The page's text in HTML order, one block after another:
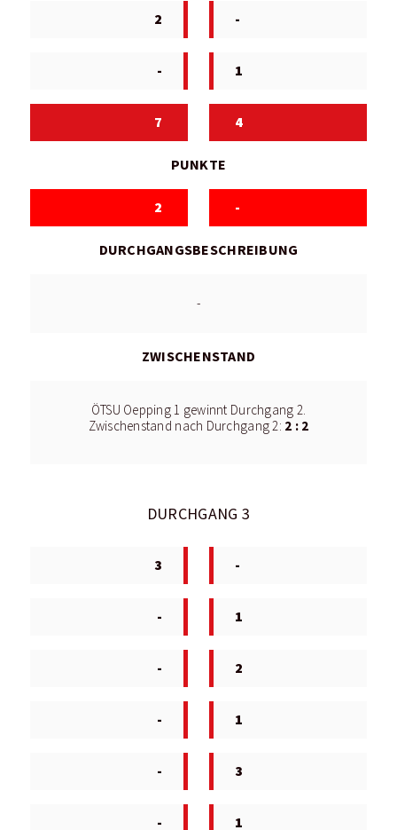
2 -
- 1
7 4
PUNKTE
2 -
DURCHGANGSBESCHREIBUNG
-
ZWISCHENSTAND
ÖTSU Oepping 1 gewinnt Durchgang 2.
Zwischenstand nach Durchgang 2: 2 : 2
DURCHGANG 3
3 -
- 1
- 2
- 1
- 3
- 1